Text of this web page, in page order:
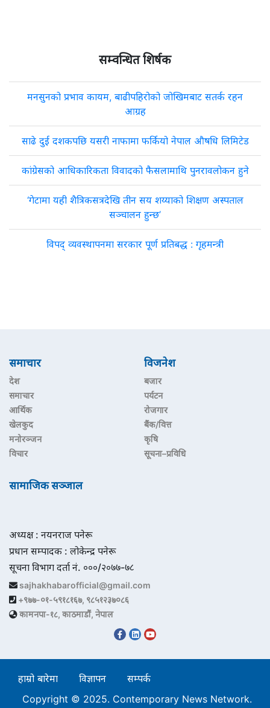
सम्वन्धित शिर्षक
मनसुनको प्रभाव कायम, बाढीपहिरोको जोखिमबाट सतर्क रहन
आग्रह
साढे दुई दशकपछि यसरी नाफामा फर्कियो नेपाल औषधि लिमिटेड
कांग्रेसको आधिकारिकता विवादको फैसलामाथि पुनरावलोकन हुने
‘गेटामा यही शैत्रिकसत्रदेखि तीन सय शय्याको शिक्षण अस्पताल
सञ्चालन हुन्छ’
विपद् व्यवस्थापनमा सरकार पूर्ण प्रतिबद्ध : गृहमन्त्री
समाचार
देश
समाचार
आर्थिक
खेलकुद
मनोरञ्जन
विचार
विजनेश
बजार
पर्यटन
रोजगार
बैंक/वित्त
कृषि
सूचना–प्रविधि
सामाजिक सञ्जाल
अध्यक्ष : नयनराज पनेरू
प्रधान सम्पादक : लोकेन्द्र पनेरू
सूचना विभाग दर्ता नं. ०००/२०७७-७८
sajhakhabarofficial@gmail.com
+९७७-०१-५९१८१६७, ९८५१२३७०८६
कामनपा-१८, काठमाडौं, नेपाल
हाम्रो बारेमा विज्ञापन
सम्पर्क
Copyright © 2025. Contemporary News Network.